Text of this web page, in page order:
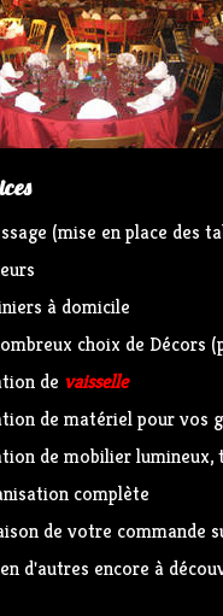
(mise en place des
à domicile
choix de Décors
de vaisselle
de matériel pour vos
de mobilier lumineux,
complète
de votre commande
d'autres encore à